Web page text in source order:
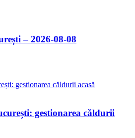
– 2026-08-08
gestionarea căldurii